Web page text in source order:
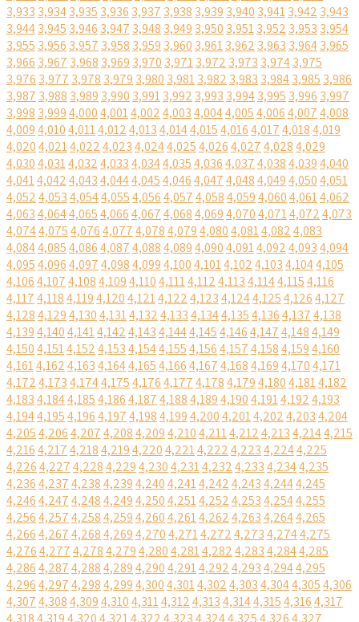
3,933 3,9343,935 3,936 3,937 3,938 3,939 3,940 3,9413,942 3,943
3,9443,945 3,946 3,947 3,948 3,949 3,950 3,9513,952 3,953 3,954
3,955 3,956 3,957 3,958 3,959 3,960 3,9613,962 3,963 3,9643,965
3,966 3,967 3,968 3,969 3,970 3,9713,972 3,973 3,9743,975
3,976 3,977 3,978 3,979 3,980 3,9813,982 3,983 3,9843,985 3,986
3,987 3,988 3,989 3,990 3,9913,992 3,993 3,9943,995 3,996 3,997
3,998 3,9994,0004,0014,0024,0034,0044,0054,0064,0074,008
4,0094,0104,0114,0124,0134,0144,0154,0164,0174,0184,019
4,0204,0214,0224,0234,0244,0254,0264,0274,0284,029
4,0304,0314,0324,0334,0344,0354,0364,0374,0384,0394,040
4,0414,0424,0434,0444,0454,0464,0474,0484,0494,0504,051
4,0524,0534,0544,0554,0564,0574,0584,0594,0604,0614,062
4,0634,0644,0654,0664,0674,0684,0694,0704,0714,0724,073
4,0744,0754,0764,0774,0784,0794,0804,0814,0824,083
4,0844,0854,0864,0874,0884,0894,0904,0914,0924,0934,094
4,0954,0964,0974,0984,0994,1004,1014,1024,1034,1044,105
4,1064,1074,1084,1094,1104,1114,1124,1134,1144,1154,116
4,1174,1184,1194,1204,1214,1224,1234,1244,1254,1264,127
4,1284,1294,1304,1314,1324,1334,1344,1354,1364,1374,138
4,1394,1404,1414,1424,1434,1444,1454,1464,1474,1484,149
4,1504,1514,1524,1534,1544,1554,1564,1574,1584,1594,160
4,1614,1624,1634,1644,1654,1664,1674,1684,1694,1704,171
4,1724,1734,1744,1754,1764,1774,1784,1794,1804,1814,182
4,1834,1844,1854,1864,1874,1884,1894,1904,1914,1924,193
4,1944,1954,1964,1974,1984,1994,2004,2014,2024,2034,204
4,2054,2064,2074,2084,2094,2104,2114,2124,2134,2144,215
4,2164,2174,2184,2194,2204,2214,2224,2234,2244,225
4,2264,2274,2284,2294,2304,2314,2324,2334,2344,235
4,2364,2374,2384,2394,2404,2414,2424,2434,2444,245
4,2464,2474,2484,2494,2504,2514,2524,2534,2544,255
4,2564,2574,2584,2594,2604,2614,2624,2634,2644,265
4,2664,2674,2684,2694,2704,2714,2724,2734,2744,275
4,2764,2774,2784,2794,2804,2814,2824,2834,2844,285
4,2864,2874,2884,2894,2904,2914,2924,2934,2944,295
4,2964,2974,2984,2994,3004,3014,3024,3034,3044,3054,306
4,3074,3084,3094,3104,3114,3124,3134,3144,3154,3164,317